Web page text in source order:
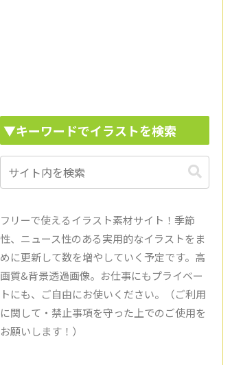
▼キーワードでイラストを検索
フリーで使えるイラスト素材サイト！季節
性、ニュース性のある実用的なイラストをま
めに更新して数を増やしていく予定です。高
画質&背景透過画像。お仕事にもプライベー
トにも、ご自由にお使いください。（ご利用
に関して・禁止事項を守った上でのご使用を
お願いします！）